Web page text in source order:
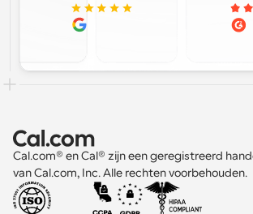
Cal.com® en Cal® zijn een geregistreerd
van Cal.com, Inc. Alle rechten voorbehouden.